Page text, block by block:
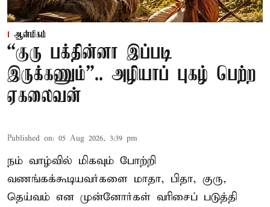
ஆன்மிகம்
“குரு பக்தின்னா இப்படி
இருக்கணும்”.. அழியாப் புகழ் பெற்ற
ஏகலைவன்
Published on: 05 Aug 2026, 3:39 pm
நம் வாழ்வில் மிகவும் போற்றி
வணங்கக்கூடியவர்களை மாதா, பிதா, குரு,
தெய்வம் என முன்னோர்கள் வரிசைப் படுத்தி